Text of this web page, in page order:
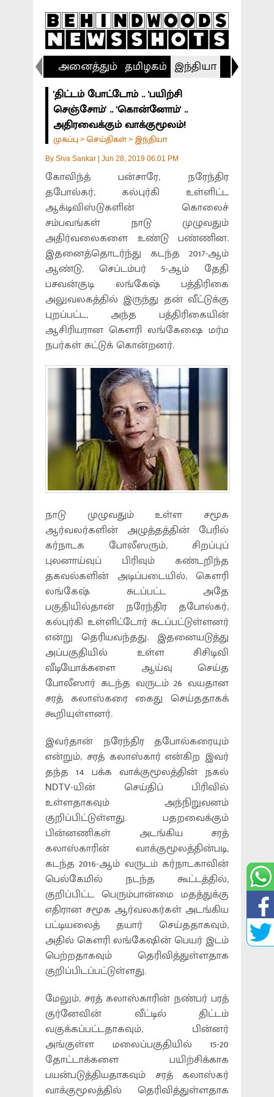
அனைத்தும் தமிழகம் இந்தியா
'திட்டம் போட்டோம் .. 'பயிற்சி
செஞ்சோம்' .. 'கொன்னோம்' ..
அதிரவைக்கும் வாக்குமூலம்!
முகப்பு > செய்திகள் > இந்தியா
By Siva Sankar Jun 28, 2019 06:01 PM
கோவிந்த் பன்சாரே, நரேந்திர
தபோல்கர், கல்புர்கி உள்ளிட்ட
ஆக்டிவிஸ்டுகளின் கொலைச்
சம்பவங்கள் நாடு முழுவதும்
அதிர்வலைகளை உண்டு பண்ணின.
இதனைத்தொடர்ந்து கடந்த 2017-ஆம்
ஆண்டு, செப்டம்பர் 5-ஆம் தேதி
பசவன்குடி லங்கேஷ் பத்திரிகை
அலுவலகத்தில் இருந்து தன் வீட்டுக்கு
புறப்பட்ட, அந்த பத்திரிகையின்
ஆசிரியரான கௌரி லங்கேஷை மர்ம
நபர்கள் சுட்டுக் கொன்றனர்.
நாடு முழுவதும் உள்ள சமூக
ஆர்வலர்களின் அழுத்தத்தின் பேரில்
கர்நாடக போலீஸரும், சிறப்புப்
புலனாய்வுப் பிரிவும் கண்டறிந்த
தகவல்களின் அடிப்படையில், கௌரி
லங்கேஷ் சுடப்பட்ட அதே
பகுதியில்தான் நரேந்திர தபோல்கர்,
கல்புர்கி உள்ளிட்டோர் சுடப்பட்டுள்ளனர்
என்று தெரியவந்தது. இதனையடுத்து
அப்பகுதியில் உள்ள சிசிடிவி
வீடியோக்களை ஆய்வு செய்த
போலீஸார் கடந்த வருடம் 26 வயதான
சரத் கலாஸ்கரை கைது செய்ததாகக்
கூறியுள்ளனர்.
இவர்தான் நரேந்திர தபோல்கரையும்
என்றும், சரத் கலாஸ்கார் என்கிற இவர்
தந்த 14 பக்க வாக்குமூலத்தின் நகல்
NDTV-யின் செய்திப் பிரிவில்
உள்ளதாகவும் அந்நிறுவனம்
குறிப்பிட்டுள்ளது. பதறவைக்கும்
பின்னணிகள் அடங்கிய சரத்
கலாஸ்காரின் வாக்குமூலத்தின்படி,
கடந்த 2016-ஆம் வருடம் கர்நாடகாவின்
பெல்கேமில் நடந்த கூட்டத்தில்,
குறிப்பிட்ட பெரும்பான்மை மதத்துக்கு
எதிரான சமூக ஆர்வலகர்கள் அடங்கிய
பட்டியலைத் தயார் செய்ததாகவும்,
அதில் கௌரி லங்கேஷின் பெயர் இடம்
பெற்றதாகவும் தெரிவித்துள்ளதாக
குறிப்பிடப்பட்டுள்ளது.
மேலும், சரத் கலாஸ்காரின் நண்பர் பரத்
குர்னேவின் வீட்டில் திட்டம்
வகுக்கப்பட்டதாகவும், பின்னர்
அங்குள்ள மலைப்பகுதியில் 15-20
தோட்டாக்களை பயிற்சிக்காக
பயன்படுத்தியதாகவும் சரத் கலாஸ்கர்
வாக்குமூலத்தில் தெரிவித்துள்ளதாக